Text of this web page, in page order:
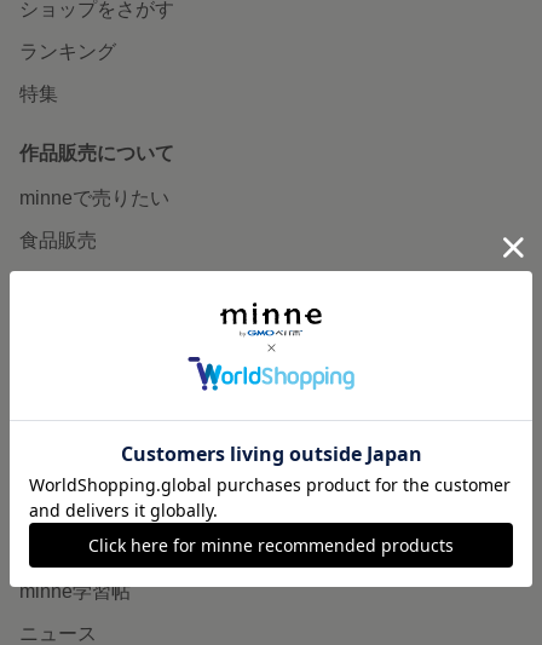
ショップをさがす
ランキング
特集
作品販売について
minneで売りたい
食品販売
販売支援企画・イベント
読みもの
minneとものづくりと
minne学習帖
ニュース